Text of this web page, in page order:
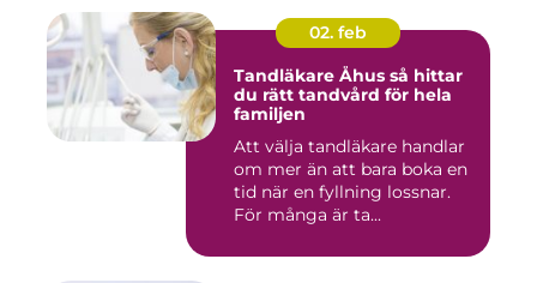
02. feb
Tandläkare Åhus så hittar
du rätt tandvård för hela
familjen
Att välja tandläkare handlar
om mer än att bara boka en
tid när en fyllning lossnar.
För många är ta...